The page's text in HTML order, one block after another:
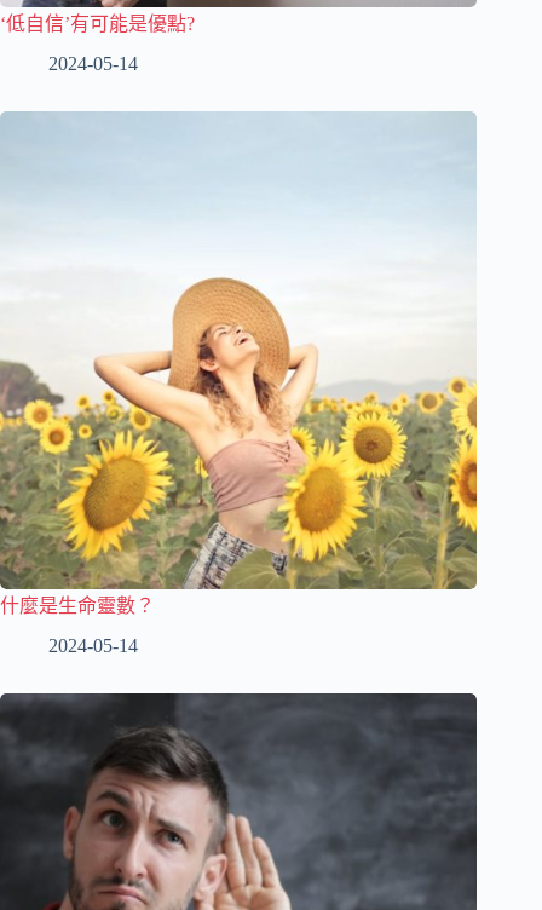
‘低自信’有可能是優點?
2024-05-14
什麼是生命靈數？
2024-05-14